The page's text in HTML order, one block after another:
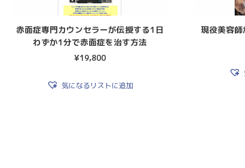
赤面症専門カウンセラーが伝授する1日
わずか1分で赤面症を治す方法
¥19,800
気になるリストに追加
現役美容